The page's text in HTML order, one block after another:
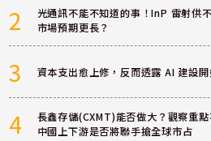
2
光通訊不能不知道的事！InP 雷射供
市場預期更長？
3 資本支出愈上修，反而透露 AI 建設
4
長鑫存儲(CXMT)能否做大？觀察重
中國上下游是否將聯手搶全球市占